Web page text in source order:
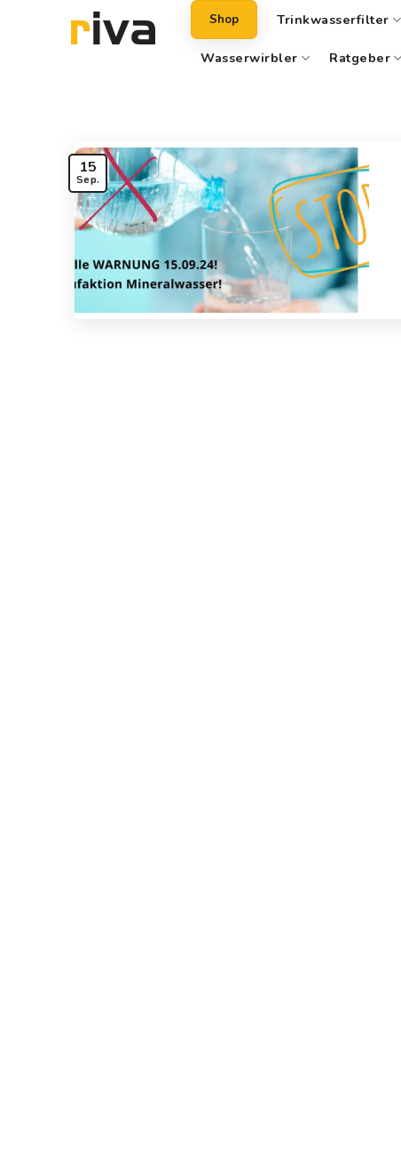
Shop Trinkwasserfilter
Wasserwirbler Ratgeber
15
Sep.